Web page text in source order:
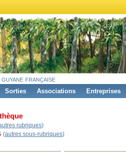
française
Sorties Associations Entreprises
rubriques)
(autres sous-rubriques)